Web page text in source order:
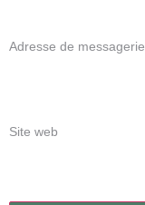
Adresse de messagerie
Site web